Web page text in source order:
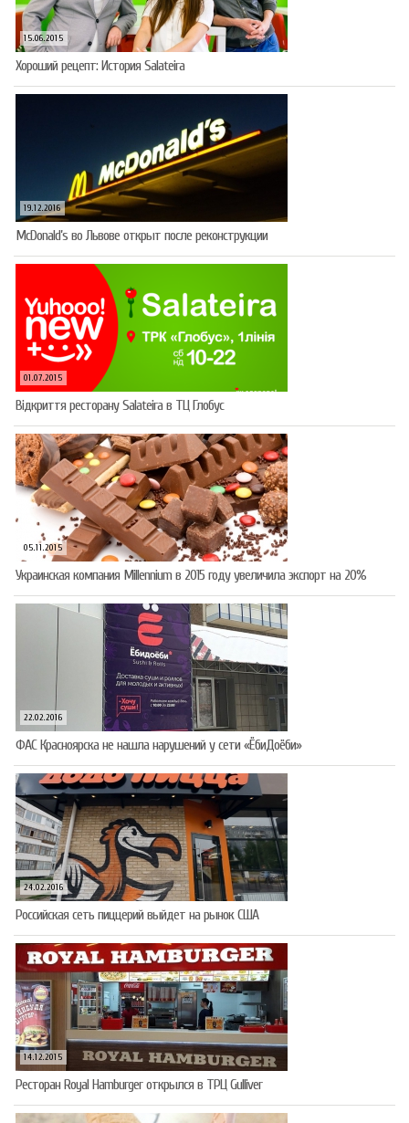
15.06.2015
Хороший рецепт: История Salateira
19.12.2016
McDonald’s во Львове открыт после реконструкции
01.07.2015
Відкриття ресторану Salateirа в ТЦ Глобус
05.11.2015
Украинская компания Millennium в 2015 году увеличила экспорт на 20%
22.02.2016
ФАС Красноярска не нашла нарушений у сети «ЁбиДоёби»
24.02.2016
Российская сеть пиццерий выйдет на рынок США
14.12.2015
Ресторан Royal Hamburger открылся в ТРЦ Gulliver